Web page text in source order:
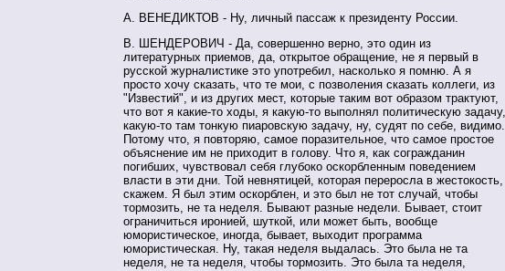
А. ВЕНЕДИКТОВ - Ну, личный пассаж к президенту России.
В. ШЕНДЕРОВИЧ - Да, совершенно верно, это один из
литературных приемов, да, открытое обращение, не я первый в
русской журналистике это употребил, насколько я помню. А я
просто хочу сказать, что те мои, с позволения сказать коллеги, из
"Известий", и из других мест, которые таким вот образом трактуют,
что вот я какие-то ходы, я какую-то выполнял политическую задачу,
какую-то там тонкую пиаровскую задачу, ну, судят по себе, видимо.
Потому что, я повторяю, самое поразительное, что самое простое
объяснение им не приходит в голову. Что я, как согражданин
погибших, чувствовал себя глубоко оскорбленным поведением
власти в эти дни. Той невнятицей, которая переросла в жестокость,
скажем. Я был этим оскорблен, и это был не тот случай, чтобы
тормозить, не та неделя. Бывают разные недели. Бывает, стоит
ограничиться иронией, шуткой, или может быть, вообще
юмористическое, иногда, бывает, выходит программа
юмористическая. Ну, такая неделя выдалась. Это была не та
неделя, не та неделя, чтобы тормозить. Это была та неделя,